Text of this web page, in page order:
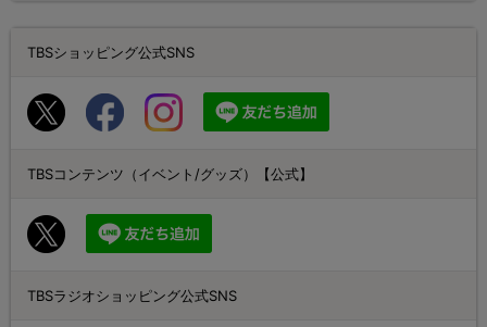
TBSショッピング公式SNS
TBSコンテンツ（イベント/グッズ）【公式】
TBSラジオショッピング公式SNS